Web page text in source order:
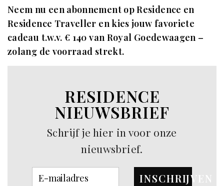
Neem nu een abonnement op Residence en
Residence Traveller en kies jouw favoriete
cadeau t.w.v. € 140 van Royal Goedewaagen –
zolang de voorraad strekt.
RESIDENCE
NIEUWSBRIEF
Schrijf je hier in voor onze
nieuwsbrief.
INSCHRIJVEN